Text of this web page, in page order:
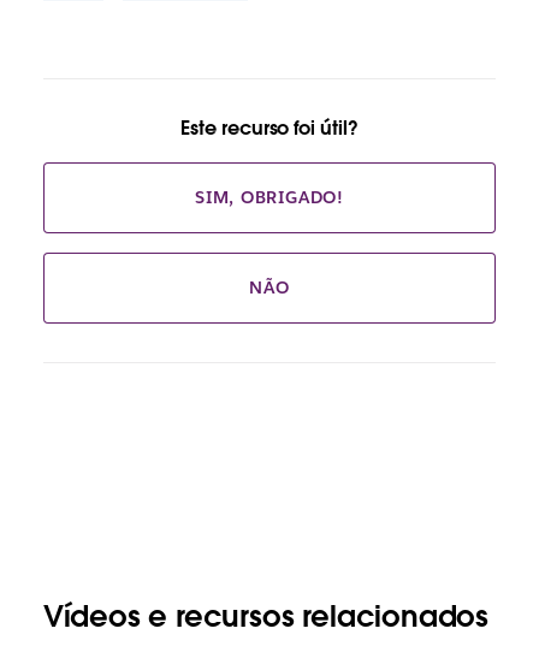
Este recurso foi útil?
SIM, OBRIGADO!
NÃO
Vídeos e recursos relacionados